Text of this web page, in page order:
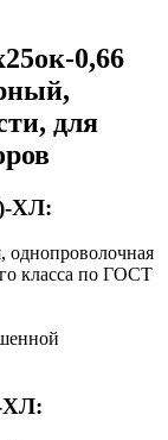
0,66
для
ХЛ:
однопроволочная
класса по ГОСТ
ХЛ: